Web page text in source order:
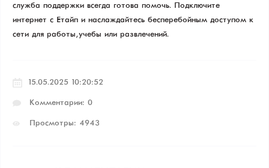
служба поддержки всегда готова помочь. Подключите
интернет с Етайп и наслаждайтесь бесперебойным доступом к
сети для работы, учебы или развлечений.
15.05.2025 10:20:52
Комментарии: 0
Просмотры: 4943